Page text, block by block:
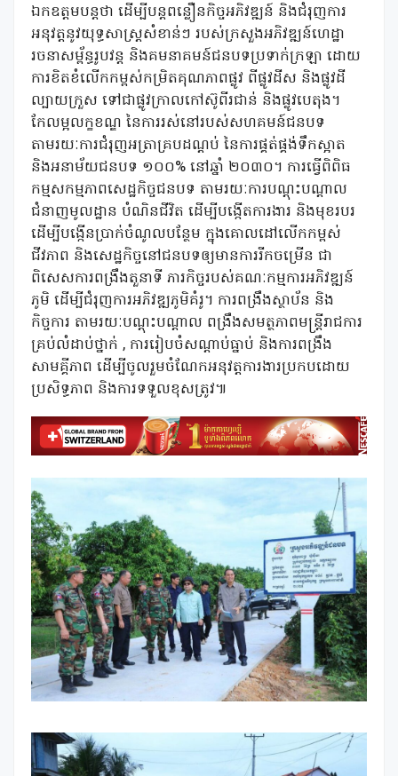
ឯកឧត្តម​​បន្ត​ថា ដើម្បី​បន្ត​ពន្លឿន​កិច្ច​អភិវឌ្ឍន៍ និង​ជំរុញ​ការ​
អនុវត្ត​នូវ​យុទ្ធសាស្ត្រ​សំខាន់ៗ របស់​ក្រសួង​អភិវឌ្ឍន៍​ហេដ្ឋា
រចនាសម្ព័ន្ធ​រូបវន្ត និង​គមនាគមន៍​ជនបទ​ប្រទាក់​ក្រឡា ដោយ​
ការ​ខិតខំ​លើក​កម្ពស់​កម្រិត​គុណភាព​ផ្លូវ ពី​ផ្លូវ​ដីស និង​ផ្លូវ​ដី​
ល្បាយ​ក្រួស ទៅ​ជា​ផ្លូវ​ក្រាល​កៅស៊ូ​ពីរ​ជាន់ និង​ផ្លូវ​បេតុង។
កែលម្អ​លក្ខខណ្ឌ នៃ​ការ​រស់នៅ​របស់​សហគមន៍​ជនបទ​
តាមរយៈ​ការ​ជំរុញ​អត្រា​គ្របដណ្ដប់ នៃ​ការ​ផ្គត់ផ្គង់​ទឹក​ស្អាត
និង​អនាម័យ​ជនបទ ១០០% នៅ​ឆ្នាំ ២០៣០។ ការ​ធ្វើ​ពិពិធ​
កម្ម​សកម្មភាព​សេដ្ឋកិច្ច​ជនបទ តាមរយៈ​ការ​បណ្ដុះបណ្ដាល​
ជំនាញ​មូលដ្ឋាន បំណិន​ជីវិត ដើម្បី​បង្កើត​ការងារ និង​មុខរបរ
ដើម្បី​បង្កើន​ប្រាក់ចំណូល​បន្ថែម ក្នុង​គោលដៅ​លើក​កម្ពស់​
ជីវភាព និង​សេដ្ឋកិច្ច​នៅ​ជនបទ​ឲ្យ​មាន​ការ​រីកចម្រើន ជា
ពិសេស​ការ​ពង្រឹង​តួនាទី ភារកិច្ច​របស់​គណៈកម្មការ​អភិវឌ្ឍន៍​
ភូមិ ដើម្បី​ជំរុញ​ការ​អភិវឌ្ឍ​ភូមិ​គំរូ។ ការ​ពង្រឹង​ស្ថាប័ន និង​
កិច្ចការ តាមរយៈ​បណ្ដុះបណ្ដាល ពង្រឹង​សមត្ថភាព​មន្ត្រី​រាជការ​
គ្រប់​លំដាប់ថ្នាក់ ​, ការ​រៀបចំ​សណ្ដាប់ធ្នាប់ និង​ការ​ពង្រឹង​
សាមគ្គីភាព ដើម្បី​ចូលរួម​ចំណែក​អនុវត្ត​ការងារ​ប្រកប​ដោយ​
ប្រសិទ្ធភាព និង​ការ​ទទួល​ខុស​ត្រូវ៕